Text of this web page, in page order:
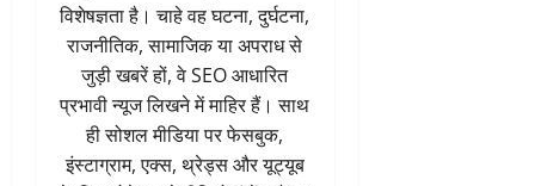
विशेषज्ञता है। चाहे वह घटना, दुर्घटना,
राजनीतिक, सामाजिक या अपराध से
जुड़ी खबरें हों, वे SEO आधारित
प्रभावी न्यूज लिखने में माहिर हैं। साथ
ही सोशल मीडिया पर फेसबुक,
इंस्टाग्राम, एक्स, थ्रेड्स और यूट्यूब